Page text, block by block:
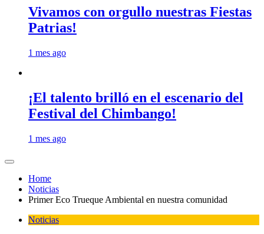
Vivamos con orgullo nuestras Fiestas
Patrias!
1 mes ago
¡El talento brilló en el escenario del
Festival del Chimbango!
1 mes ago
Home
Noticias
Primer Eco Trueque Ambiental en nuestra comunidad
Noticias